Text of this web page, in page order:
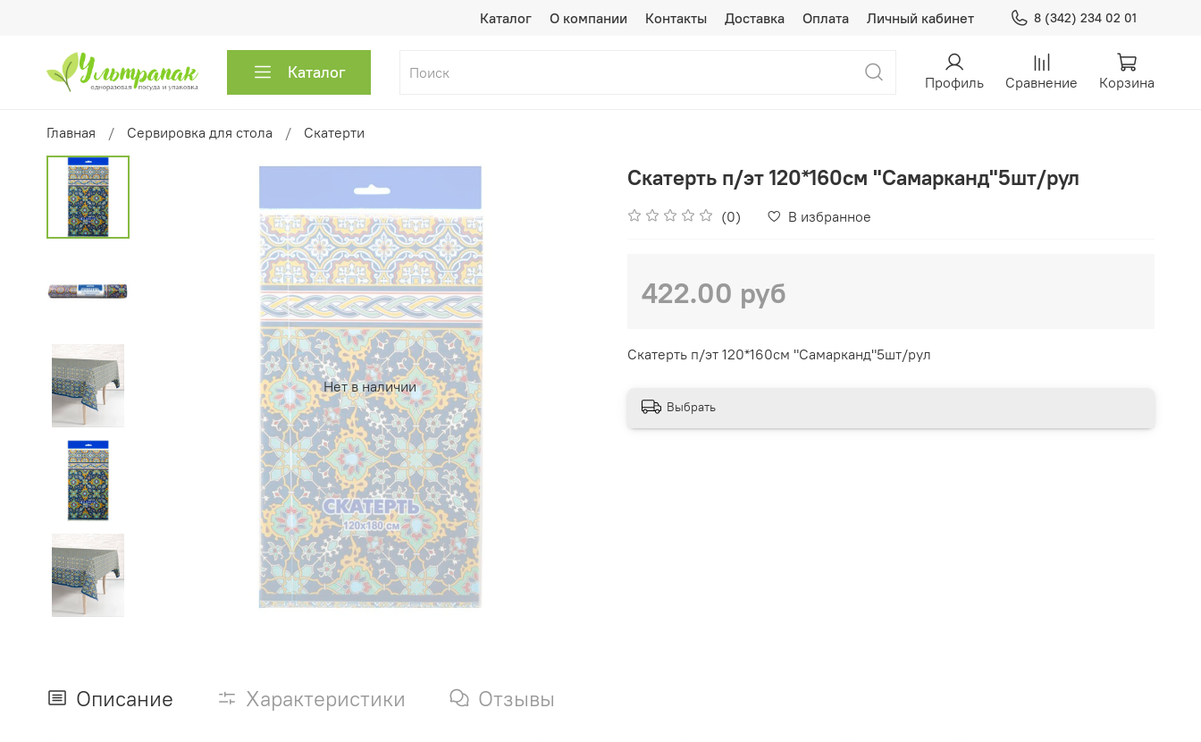
Каталог О компании Контакты Доставка Оплата Личный кабинет 8 (342) 234 02 01
Каталог Профиль Сравнение Корзина
Главная Сервировка для стола Скатерти
Нет в наличии
Скатерть п/эт 120*160см "Самарканд"5шт/рул
(0) В избранное
422.00 руб
Скатерть п/эт 120*160см "Самарканд"5шт/рул
Выбрать
Описание Характеристики Отзывы